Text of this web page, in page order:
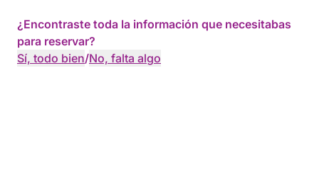
¿Encontraste toda la información que necesitabas
para reservar?
Sí, todo bien/No, falta algo